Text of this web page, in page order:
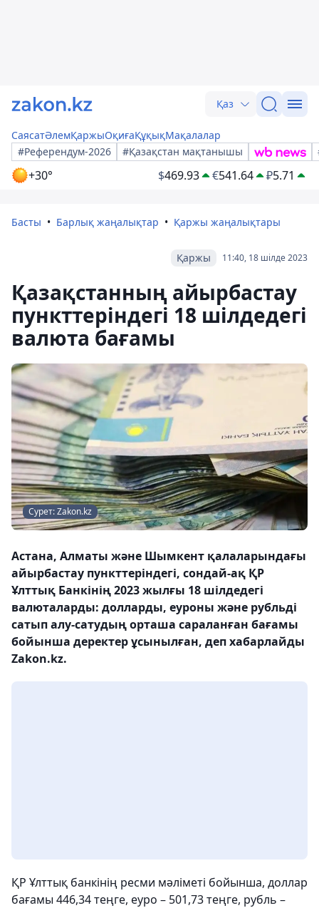
Қаз
СаясатӘлемҚаржыОқиғаҚұқықМақалалар
#Референдум-2026
#Қазақстан мақтанышы
+30° $469.93 €541.64 ₽5.71
Басты Барлық жаңалықтар Қаржы жаңалықтары
11:40, 18 шілде 2023
Қаржы
Қазақстанның айырбастау
пункттеріндегі 18 шілдедегі
валюта бағамы
Сурет: Zakon.kz
Астана, Алматы және Шымкент қалаларындағы
айырбастау пункттеріндегі, сондай-ақ ҚР
Ұлттық Банкінің 2023 жылғы 18 шілдедегі
валюталарды: долларды, еуроны және рубльді
сатып алу-сатудың орташа сараланған бағамы
бойынша деректер ұсынылған, деп хабарлайды
Zakon.kz.
ҚР Ұлттық банкінің ресми мәліметі бойынша, доллар
бағамы 446,34 теңге, еуро – 501,73 теңге, рубль –